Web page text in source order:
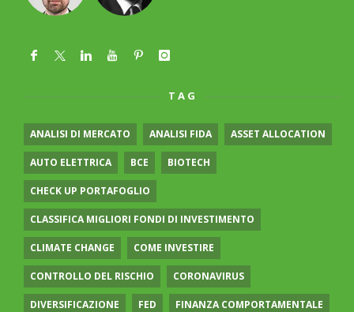
TAG
ANALISI DI MERCATO ANALISI FIDA ASSET ALLOCATION
AUTO ELETTRICA BCE BIOTECH
CHECK UP PORTAFOGLIO
CLASSIFICA MIGLIORI FONDI DI INVESTIMENTO
CLIMATE CHANGE COME INVESTIRE
CONTROLLO DEL RISCHIO CORONAVIRUS
DIVERSIFICAZIONE FED FINANZA COMPORTAMENTALE